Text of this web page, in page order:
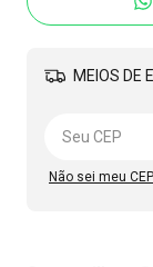
MEIOS DE
Não sei meu CEP